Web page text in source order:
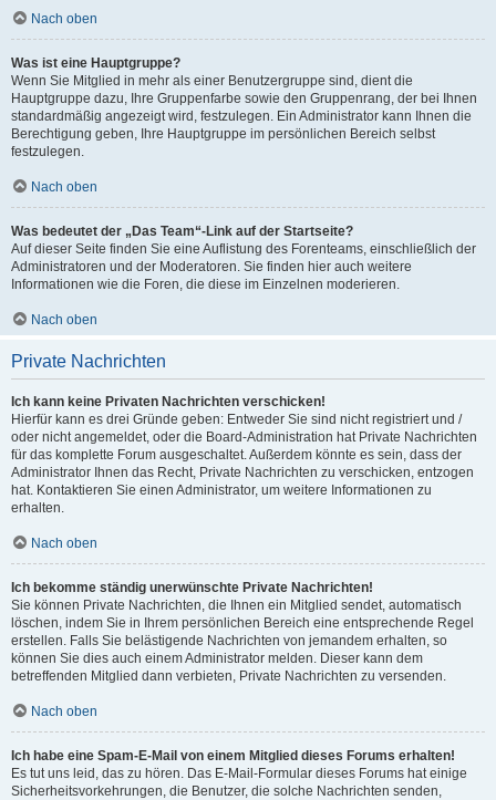
Nach oben
Was ist eine Hauptgruppe?
Wenn Sie Mitglied in mehr als einer Benutzergruppe sind, dient die
Hauptgruppe dazu, Ihre Gruppenfarbe sowie den Gruppenrang, der bei Ihnen
standardmäßig angezeigt wird, festzulegen. Ein Administrator kann Ihnen die
Berechtigung geben, Ihre Hauptgruppe im persönlichen Bereich selbst
festzulegen.
Nach oben
Was bedeutet der „Das Team“-Link auf der Startseite?
Auf dieser Seite finden Sie eine Auflistung des Forenteams, einschließlich der
Administratoren und der Moderatoren. Sie finden hier auch weitere
Informationen wie die Foren, die diese im Einzelnen moderieren.
Nach oben
Private Nachrichten
Ich kann keine Privaten Nachrichten verschicken!
Hierfür kann es drei Gründe geben: Entweder Sie sind nicht registriert und /
oder nicht angemeldet, oder die Board-Administration hat Private Nachrichten
für das komplette Forum ausgeschaltet. Außerdem könnte es sein, dass der
Administrator Ihnen das Recht, Private Nachrichten zu verschicken, entzogen
hat. Kontaktieren Sie einen Administrator, um weitere Informationen zu
erhalten.
Nach oben
Ich bekomme ständig unerwünschte Private Nachrichten!
Sie können Private Nachrichten, die Ihnen ein Mitglied sendet, automatisch
löschen, indem Sie in Ihrem persönlichen Bereich eine entsprechende Regel
erstellen. Falls Sie belästigende Nachrichten von jemandem erhalten, so
können Sie dies auch einem Administrator melden. Dieser kann dem
betreffenden Mitglied dann verbieten, Private Nachrichten zu versenden.
Nach oben
Ich habe eine Spam-E-Mail von einem Mitglied dieses Forums erhalten!
Es tut uns leid, das zu hören. Das E-Mail-Formular dieses Forums hat einige
Sicherheitsvorkehrungen, die Benutzer, die solche Nachrichten senden,